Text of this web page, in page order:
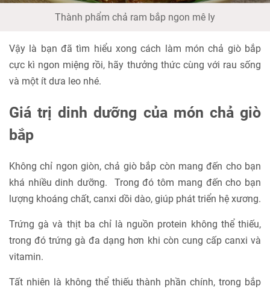
Thành phẩm chả ram bắp ngon mê ly
Vậy là bạn đã tìm hiểu xong cách làm món chả giò bắp
cực kì ngon miệng rồi, hãy thưởng thức cùng với rau sống
và một ít dưa leo nhé.
Giá trị dinh dưỡng của món chả giò
bắp
Không chỉ ngon giòn, chả giò bắp còn mang đến cho bạn
khá nhiều dinh dưỡng. Trong đó tôm mang đến cho bạn
lượng khoáng chất, canxi dồi dào, giúp phát triển hệ xương.
Trứng gà và thịt ba chỉ là nguồn protein không thể thiếu,
trong đó trứng gà đa dạng hơn khi còn cung cấp canxi và
vitamin.
Tất nhiên là không thể thiếu thành phần chính, trong bắp